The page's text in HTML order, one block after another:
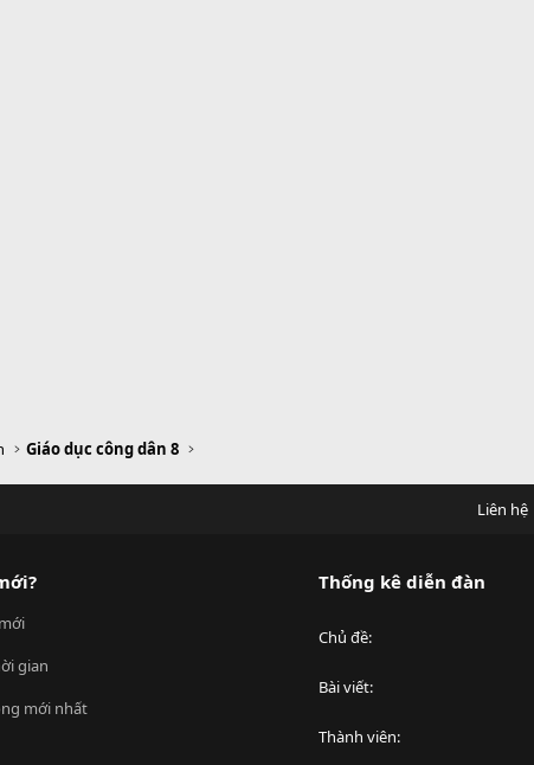
Giáo dục công dân 8
Liên hệ
gian
mới nhất
Thống kê diễn đàn
Chủ đề
Bài viết
Thành viên